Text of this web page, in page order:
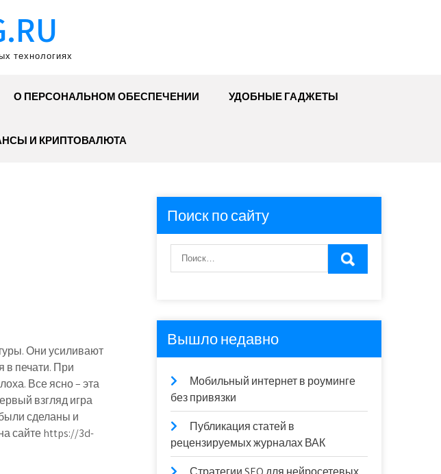
технологиях
О ПЕРСОНАЛЬНОМ ОБЕСПЕЧЕНИИ УДОБНЫЕ ГАДЖЕТЫ
И КРИПТОВАЛЮТА
Они усиливают
печати. При
Все ясно – эта
взгляд игра
сделаны и
сайте https://3d-
Поиск по сайту
Вышло недавно
Мобильный интернет в роуминге
без привязки
Публикация статей в
рецензируемых журналах ВАК